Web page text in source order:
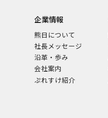
企業情報
熊日について
社長メッセージ
沿革・歩み
会社案内
ぷれすけ紹介